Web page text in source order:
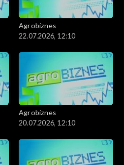
Agrobiznes
22.07.2026, 12:10
Agrobiznes
20.07.2026, 12:10